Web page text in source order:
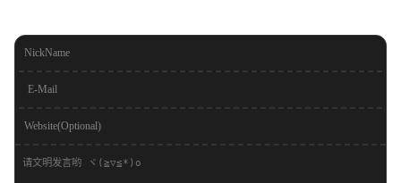
NickName
E-Mail
Website(Optional)